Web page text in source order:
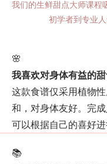
我们的生鲜甜点大师课程
初学者到专业人
🌸
我喜欢对身体有益的甜
这款食谱仅采用植物
和，对身体友好。完
可以根据自己的喜好进
📚